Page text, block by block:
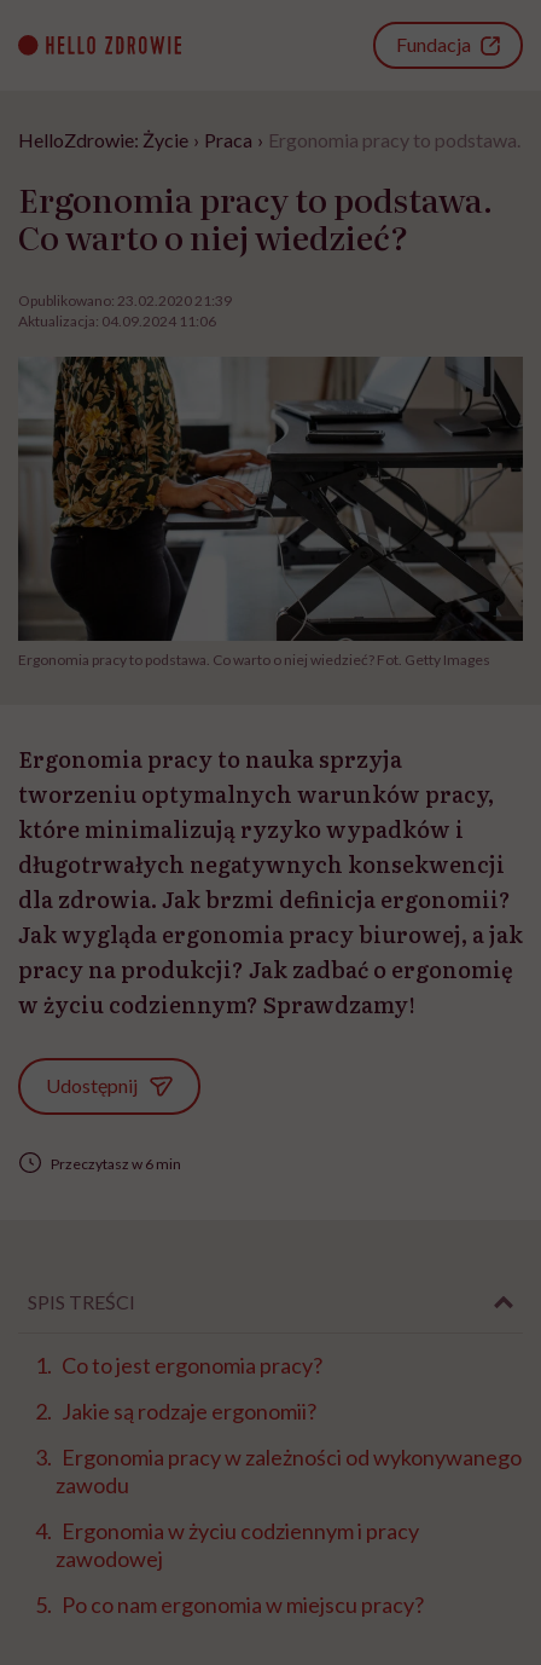
content
Fundacja
HelloZdrowie: Życie › Praca › Ergonomia pracy to podstawa.
Ergonomia pracy to podstawa.
Co warto o niej wiedzieć?
Opublikowano: 23.02.2020 21:39
Aktualizacja: 04.09.2024 11:06
Ergonomia pracy to podstawa. Co warto o niej wiedzieć? Fot. Getty Images
Ergonomia pracy to nauka sprzyja
tworzeniu optymalnych warunków pracy,
które minimalizują ryzyko wypadków i
długotrwałych negatywnych konsekwencji
dla zdrowia. Jak brzmi definicja ergonomii?
Jak wygląda ergonomia pracy biurowej, a jak
pracy na produkcji? Jak zadbać o ergonomię
w życiu codziennym? Sprawdzamy!
Udostępnij
Przeczytasz w 6 min
SPIS TREŚCI
Co to jest ergonomia pracy?
Jakie są rodzaje ergonomii?
Ergonomia pracy w zależności od wykonywanego
zawodu
Ergonomia w życiu codziennym i pracy
zawodowej
Po co nam ergonomia w miejscu pracy?